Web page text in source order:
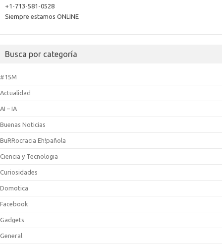
+1-713-581-0528
Siempre estamos ONLINE
Busca por categoría
#15M
Actualidad
AI – IA
Buenas Noticias
BuRRocracia Eh!pañola
Ciencia y Tecnologia
Curiosidades
Domotica
Facebook
Gadgets
General